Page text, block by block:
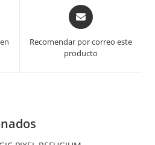
Opens
in
new
Recomendar por correo este
producto